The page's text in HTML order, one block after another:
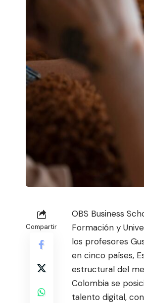
Compartir
OBS Business
Formación y
los profesores
en cinco países,
estructural del
Colombia se
talento digital,